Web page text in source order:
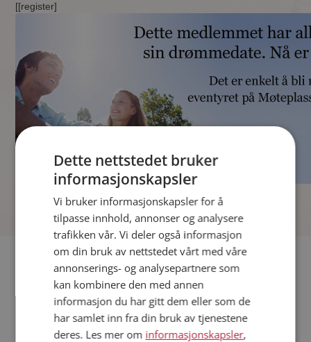
[[register]
Fler single
Date menn i Norge
Date kvinner i Norge
Dette nettstedet bruker
informasjonskapsler
Vi bruker informasjonskapsler for å
tilpasse innhold, annonser og analysere
trafikken vår. Vi deler også informasjon
om din bruk av nettstedet vårt med våre
annonserings- og analysepartnere som
kan kombinere den med annen
informasjon du har gitt dem eller som de
har samlet inn fra din bruk av tjenestene
deres. Les mer om informasjonskapsler,